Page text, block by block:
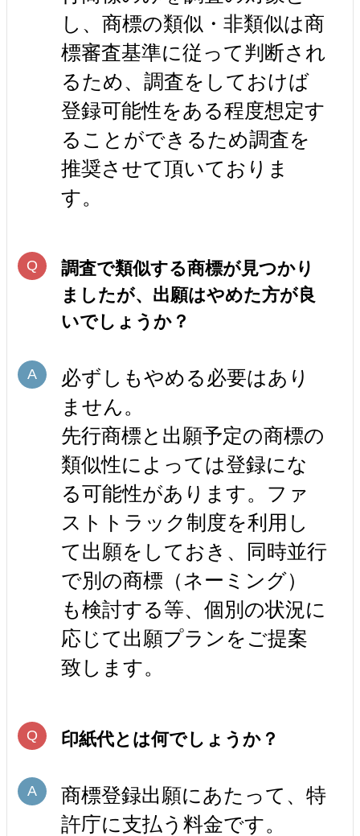
し、商標の類似・非類似は商
標審査基準に従って判断され
るため、調査をしておけば
登録可能性をある程度想定す
ることができるため調査を
推奨させて頂いておりま
す。
調査で類似する商標が見つかり
ましたが、出願はやめた方が良
いでしょうか？
必ずしもやめる必要はあり
ません。
先行商標と出願予定の商標の
類似性によっては登録にな
る可能性があります。ファ
ストトラック制度を利用し
て出願をしておき、同時並行
で別の商標（ネーミング）
も検討する等、個別の状況に
応じて出願プランをご提案
致します。
印紙代とは何でしょうか？
商標登録出願にあたって、特
許庁に支払う料金です。